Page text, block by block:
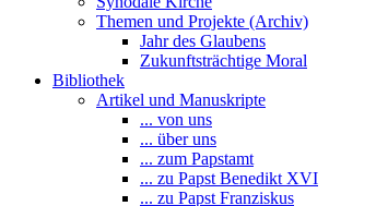
Themen und Projekte (Archiv)
Jahr des Glaubens
Zukunftsträchtige Moral
Bibliothek
Artikel und Manuskripte
... von uns
... über uns
... zum Papstamt
... zu Papst Benedikt XVI
... zu Papst Franziskus